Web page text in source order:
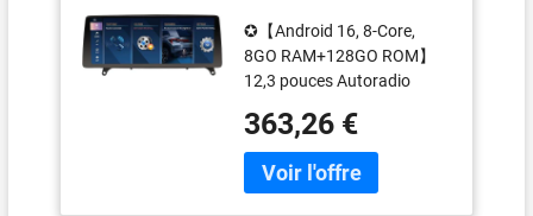
16 Autoradio GPS
Stéréo pour BMW X5
E70 BMW X6 E71 CIC
Soutien Bluetooth 5.1
iDrive IPS Écran
Tactile Dab+ sans Fil
CarPlay Android Auto
DSP WiFi Canbus
✪【Android 16, 8-Core,
8GO RAM+128GO ROM】
12,3 pouces Autoradio
X5 E70 BMW X6 E71
système CIC . Décodeur
Can-Bus intégré,
363,26 €